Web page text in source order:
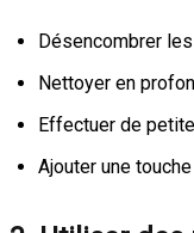
Désencombrer
Nettoyer en
Effectuer de
Ajouter une